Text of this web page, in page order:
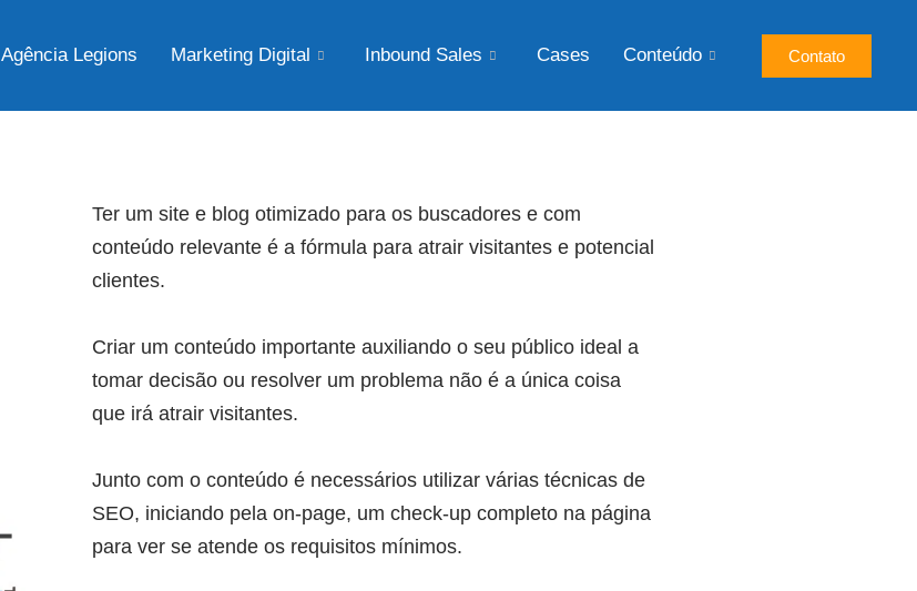
Agência Legions Marketing Digital Inbound Sales Cases Conteúdo Contato
Ter um site e blog otimizado para os buscadores e com
conteúdo relevante é a fórmula para atrair visitantes e potencial
clientes.
Criar um conteúdo importante auxiliando o seu público ideal a
tomar decisão ou resolver um problema não é a única coisa
que irá atrair visitantes.
Junto com o conteúdo é necessários utilizar várias técnicas de
SEO, iniciando pela on-page, um check-up completo na página
para ver se atende os requisitos mínimos.